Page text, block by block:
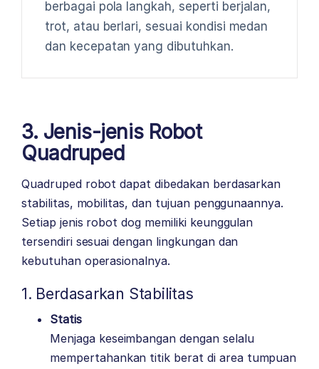
berbagai pola langkah, seperti berjalan,
trot, atau berlari, sesuai kondisi medan
dan kecepatan yang dibutuhkan.
3. Jenis-jenis Robot
Quadruped
Quadruped robot dapat dibedakan berdasarkan
stabilitas, mobilitas, dan tujuan penggunaannya.
Setiap jenis robot dog memiliki keunggulan
tersendiri sesuai dengan lingkungan dan
kebutuhan operasionalnya.
1. Berdasarkan Stabilitas
Statis
Menjaga keseimbangan dengan selalu
mempertahankan titik berat di area tumpuan